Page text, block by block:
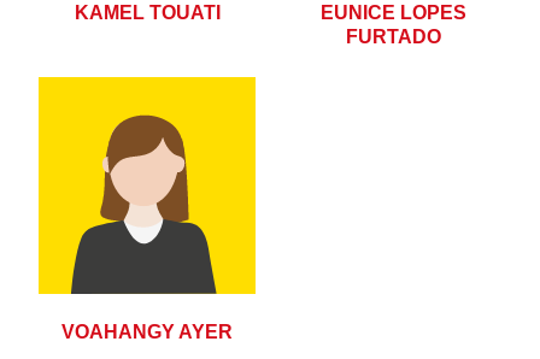
KAMEL TOUATI
EUNICE LOPES
FURTADO
VOAHANGY AYER